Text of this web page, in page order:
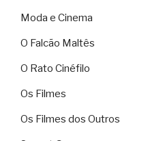
Moda e Cinema
O Falcão Maltês
O Rato Cinéfilo
Os Filmes
Os Filmes dos Outros